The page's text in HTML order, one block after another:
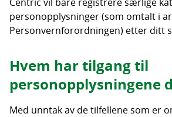
personopplysninger (som omtalt i
Personvernforordningen) etter ditt
Hvem har tilgang til
personopplysningene
Med unntak av de tilfellene som er